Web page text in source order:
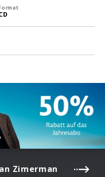
Zimerman